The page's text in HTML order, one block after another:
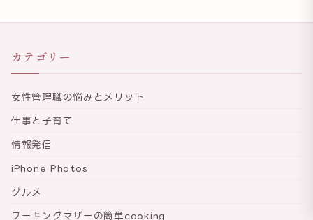
カテゴリー
女性管理職の悩みとメリット
仕事と子育て
情報発信
iPhone Photos
グルメ
ワーキングマザーの簡単cooking